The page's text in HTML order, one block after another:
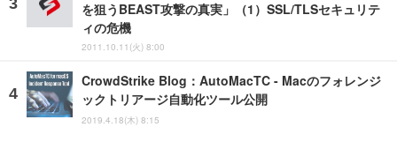
を狙うBEAST攻撃の真実」（1）SSL/TLSセキュリテ
ィの危機
2011.10.11(火) 8:00
CrowdStrike Blog：AutoMacTC - Macのフォレンジ
ックトリアージ自動化ツール公開
2019.4.18(木) 8:15